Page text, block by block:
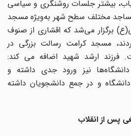
بیشتر جلسات روشنگری و سیاسی
مختلف سطح‌ شهر به‌ویژه مسجد
برگزار می‌شد که اقشاری از صنوف
مسجد کرامت رسالت بزرگی در
فرزند ارشد شهید اضافه می ‌کند:
نیز ورود جدی داشته و
و در جمع دانشجویان داشته
پس از انقلاب